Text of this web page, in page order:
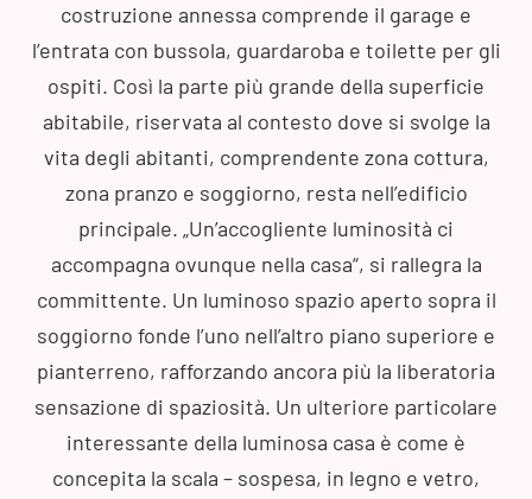
costruzione annessa comprende il garage e
l’entrata con bussola, guardaroba e toilette per gli
ospiti. Così la parte più grande della superficie
abitabile, riservata al contesto dove si svolge la
vita degli abitanti, comprendente zona cottura,
zona pranzo e soggiorno, resta nell’edificio
principale. „Un’accogliente luminosità ci
accompagna ovunque nella casa“, si rallegra la
committente. Un luminoso spazio aperto sopra il
soggiorno fonde l’uno nell’altro piano superiore e
pianterreno, rafforzando ancora più la liberatoria
sensazione di spaziosità. Un ulteriore particolare
interessante della luminosa casa è come è
concepita la scala – sospesa, in legno e vetro,